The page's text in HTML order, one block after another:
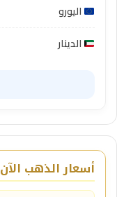
اليورو
الدينار
أسعار الذهب الآن